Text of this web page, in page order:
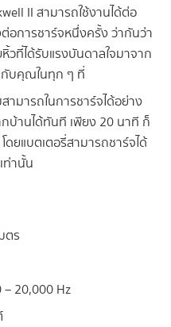
II สามารถใช้งานได้ต่อ
ต่อการชาร์จหนึ่งครั้ง ว่ากันว่า
วที่ได้รับแรงบันดาลใจมาจาก
กับคุณในทุก ๆ ที่
ามารถในการชาร์จได้อย่าง
บ้านได้ทันที เพียง 20 นาที ก็
ดยแบตเตอรี่สามารถชาร์จได้
ท่านั้น
ตร
20,000 Hz